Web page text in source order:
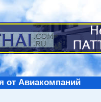
от Авиакомпаний